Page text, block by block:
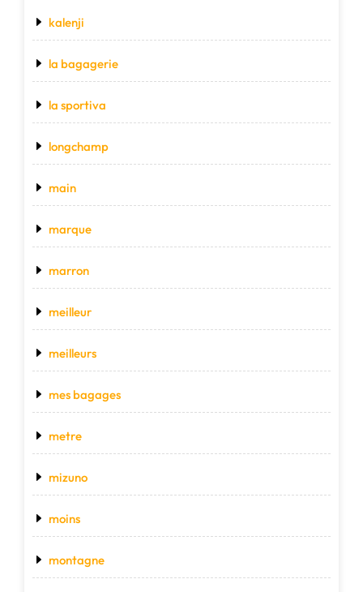
kalenji
la bagagerie
la sportiva
longchamp
main
marque
marron
meilleur
meilleurs
mes bagages
metre
mizuno
moins
montagne